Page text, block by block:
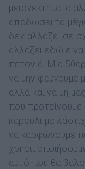
μειονεκτήματα
αποδώσει τα
δεν αλλάζει σε
αλλάζει εδώ
πετονιά. Μία
να μην φεύγουμε
αλλά και να μη
που
καρούλι με
να καρφώνουμε
αυτό που θα